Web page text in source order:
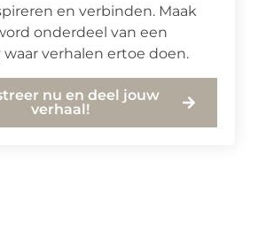
en verbinden. Maak
onderdeel van een
verhalen ertoe doen.
nu en deel jouw
verhaal!